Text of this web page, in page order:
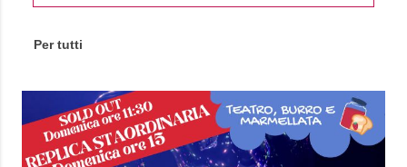
Per tutti